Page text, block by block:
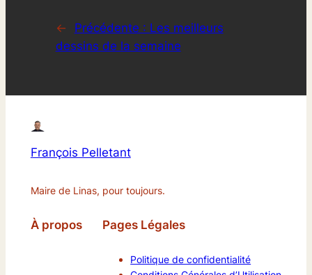
← Précédente : Les meilleurs
dessins de la semaine
François Pelletant
Maire de Linas, pour toujours.
À propos Pages Légales
Politique de confidentialité